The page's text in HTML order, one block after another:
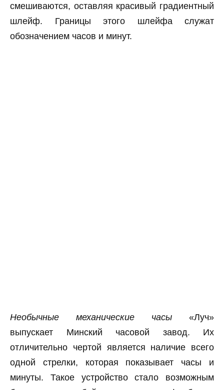
смешиваются, оставляя красивый градиентный
шлейф. Границы этого шлейфа служат
обозначением часов и минут.
Необычные механические часы «Луч»
выпускает Минский часовой завод. Их
отличительно чертой является наличие всего
одной стрелки, которая показывает часы и
минуты. Такое устройство стало возможным